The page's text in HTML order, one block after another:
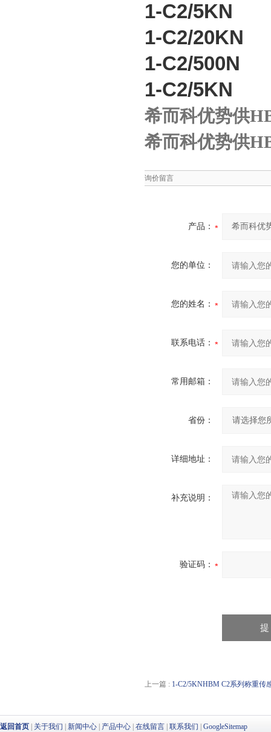
1-C2/5KN
1-C2/
1-C2/
1-C2/5KN
希而科优势供
希而科优势供
询价留言
产品：
您的单位：
您的姓名：
联系电话：
常用邮箱：
省份：
详细地址：
补充说明：
验证码：
上一篇 : 1-C2/5KNHBM C2系列称重传
返回首页 关于我们 新闻中心 产品中心 在线留言 联系我们 GoogleSitemap